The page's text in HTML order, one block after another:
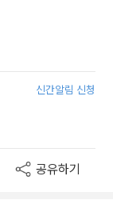
신간알림 신청
공유하기